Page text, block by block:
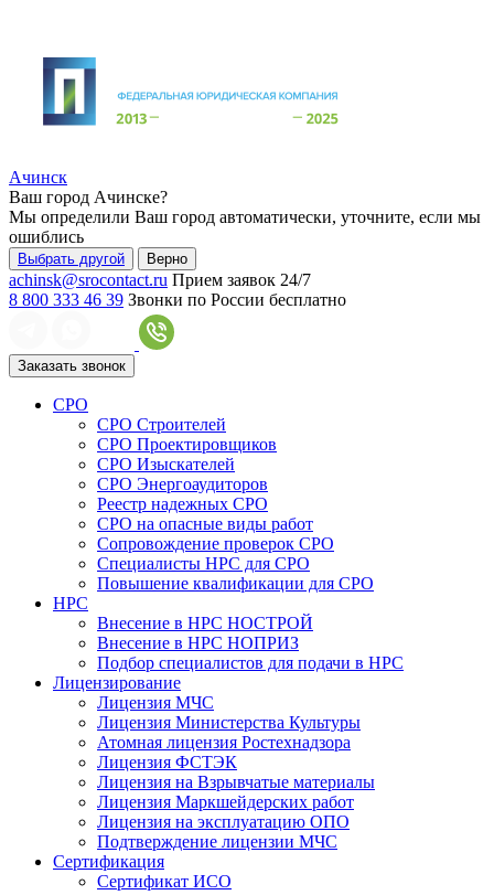
Ачинск
Ваш город Ачинске?
Мы определили Ваш город автоматически, уточните, если мы
ошиблись
Выбрать другой Верно
achinsk@srocontact.ru Прием заявок 24/7
8 800 333 46 39 Звонки по России бесплатно
Заказать звонок
СРО
СРО Строителей
СРО Проектировщиков
СРО Изыскателей
СРО Энергоаудиторов
Реестр надежных СРО
СРО на опасные виды работ
Сопровождение проверок СРО
Специалисты НРС для СРО
Повышение квалификации для СРО
НРС
Внесение в НРС НОСТРОЙ
Внесение в НРС НОПРИЗ
Подбор специалистов для подачи в НРС
Лицензирование
Лицензия МЧС
Лицензия Министерства Культуры
Атомная лицензия Ростехнадзора
Лицензия ФСТЭК
Лицензия на Взрывчатые материалы
Лицензия Маркшейдерских работ
Лицензия на эксплуатацию ОПО
Подтверждение лицензии МЧС
Сертификация
Сертификат ИСО